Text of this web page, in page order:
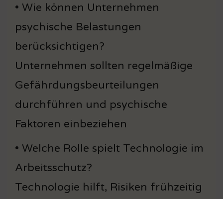
• Wie können Unternehmen
psychische Belastungen
berücksichtigen?
Unternehmen sollten regelmäßige
Gefährdungsbeurteilungen
durchführen und psychische
Faktoren einbeziehen
• Welche Rolle spielt Technologie im
Arbeitsschutz?
Technologie hilft, Risiken frühzeitig